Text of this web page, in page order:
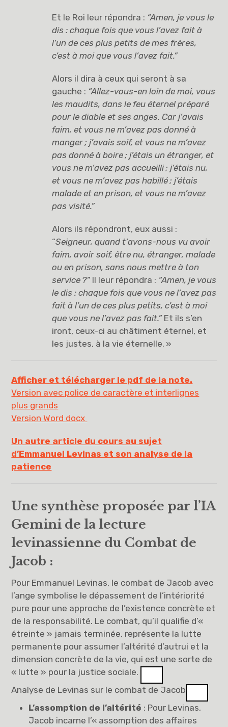
Et le Roi leur répondra : “Amen, je vous le
dis : chaque fois que vous l’avez fait à
l’un de ces plus petits de mes frères,
c’est à moi que vous l’avez fait.”
Alors il dira à ceux qui seront à sa
gauche : “Allez-vous-en loin de moi, vous
les maudits, dans le feu éternel préparé
pour le diable et ses anges. Car j’avais
faim, et vous ne m’avez pas donné à
manger ; j’avais soif, et vous ne m’avez
pas donné à boire ; j’étais un étranger, et
vous ne m’avez pas accueilli; j’étais nu,
et vous ne m’avez pas habillé ; j’étais
malade et en prison, et vous ne m’avez
pas visité.”
Alors ils répondront, eux aussi :
“Seigneur, quand t’avons-nous vu avoir
faim, avoir soif, être nu, étranger, malade
ou en prison, sans nous mettre à ton
service ?”Il leur répondra : “Amen, je vous
le dis : chaque fois que vous ne l’avez pas
fait à l’un de ces plus petits, c’est à moi
que vous ne l’avez pas fait.”Et ils s’en
iront, ceux-ci au châtiment éternel, et
les justes, à la vie éternelle. »
Afficher et télécharger le pdf de la note.
Version avec police de caractère et interlignes
plus grands
Version Word docx
Un autre article du cours au sujet
d’Emmanuel Levinas et son analyse de la
patience
Une synthèse proposée par l’IA
Gemini de la lecture
levinassienne du Combat de
Jacob :
Pour Emmanuel Levinas, le combat de Jacob avec
l’ange symbolise le dépassement de l’intériorité
pure pour une approche de l’existence concrète et
de la responsabilité. Le combat, qu’il qualifie d’«
étreinte » jamais terminée, représente la lutte
permanente pour assumer l’altérité d’autrui et la
dimension concrète de la vie, qui est une sorte de
« lutte » pour la justice sociale.
Analyse de Levinas sur le combat de Jacob
L’assomption de l’altérité : Pour Levinas,
Jacob incarne l’« assomption des affaires